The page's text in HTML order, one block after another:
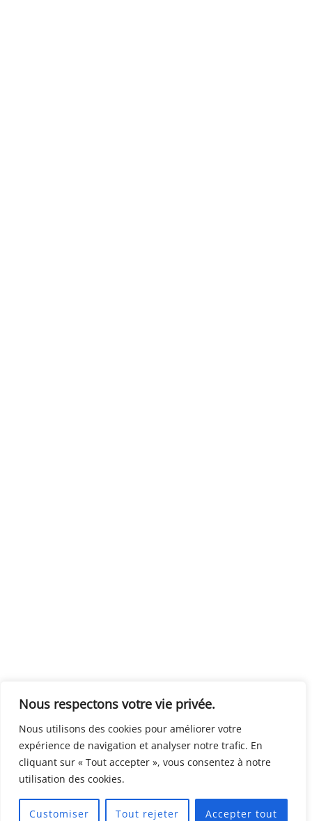
Nous respectons votre vie privée.
Nous utilisons des cookies pour améliorer votre
expérience de navigation et analyser notre trafic. En
cliquant sur « Tout accepter », vous consentez à notre
utilisation des cookies.
Customiser Tout rejeter Accepter tout